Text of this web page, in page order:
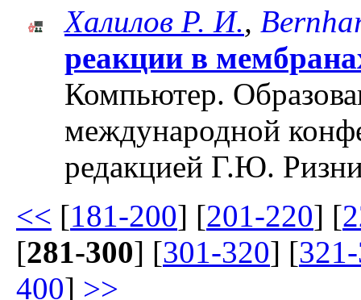
Халилов Р. И.,
реакции в
Компьютер.
международной
редакцией Г.Ю.
<< [181-200] [201-220] [
[281-300] [301-320] [
400] >>